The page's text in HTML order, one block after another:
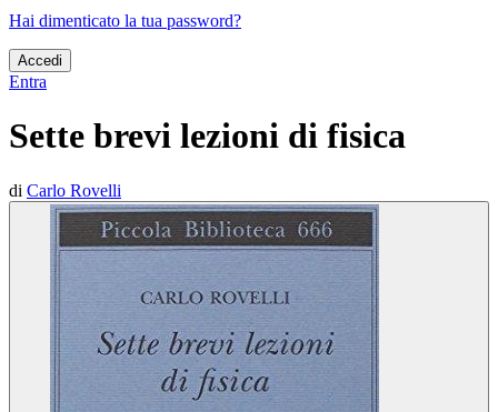
Hai dimenticato la tua password?
Accedi
Entra
Sette brevi lezioni di fisica
di Carlo Rovelli